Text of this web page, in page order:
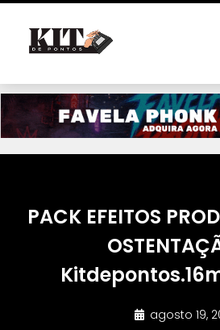
PACK EFEITOS
agosto 19,